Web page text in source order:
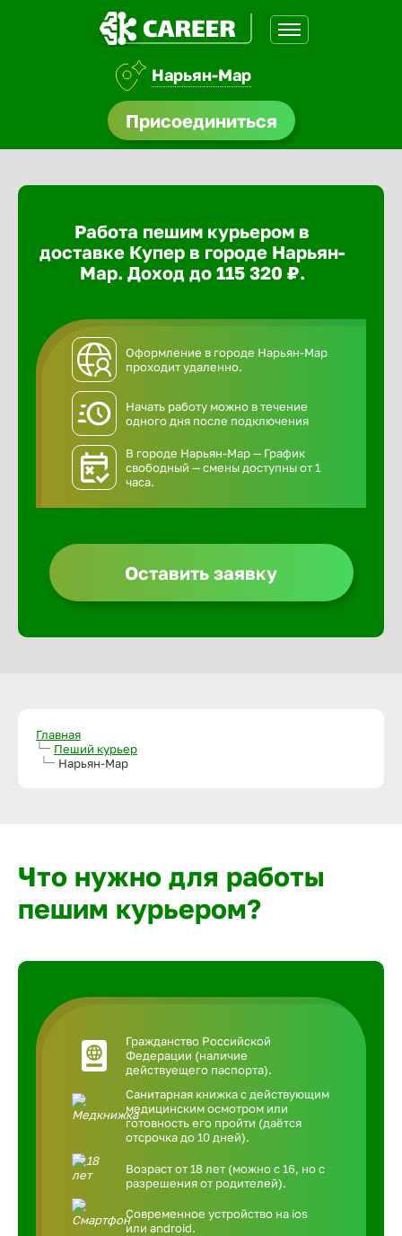
Нарьян-Мар
Присоединиться
Работа пешим курьером в
доставке Купер в городе Нарьян-
Мар. Доход до 115 320 ₽.
Оформление в городе Нарьян-Мар
проходит удаленно.
Начать работу можно в течение
одного дня после подключения
В городе Нарьян-Мар — График
свободный — смены доступны от 1
часа.
Оставить заявку
Главная
Пеший курьер
Нарьян-Мар
Что нужно для работы
пешим курьером?
Гражданство Российской
Федерации (наличие
действуещего паспорта).
Санитарная книжка с действующим
медицинским осмотром или
готовность его пройти (даётся
отсрочка до 10 дней).
Возраст от 18 лет (можно с 16, но с
разрешения от родителей).
Современное устройство на ios
или android.